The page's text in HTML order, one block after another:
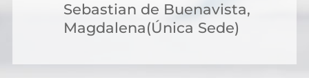
Sebastian de Buenavista,
Magdalena(Única Sede)